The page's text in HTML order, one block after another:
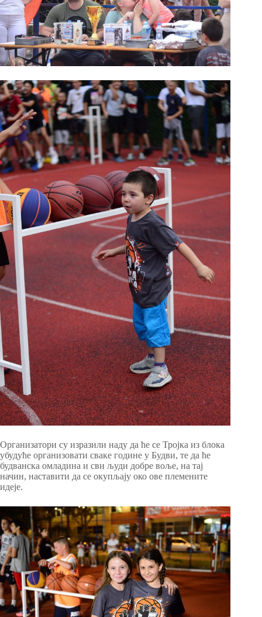
Организатори су изразили наду да ће се Тројка из блока
убудуће организовати сваке године у Будви, те да ће
будванска омладина и сви људи добре воље, на тај
начин, наставити да се окупљају око ове племените
идеје.